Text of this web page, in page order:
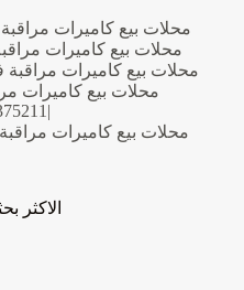
محلات بيع كاميرات مراقبة في
محلات بيع كاميرات مراقبة في
محلات بيع كاميرات مراقبة في ام
محلات بيع كاميرات
|0562375211
محلات بيع كاميرات مراقبة في
الاكثر